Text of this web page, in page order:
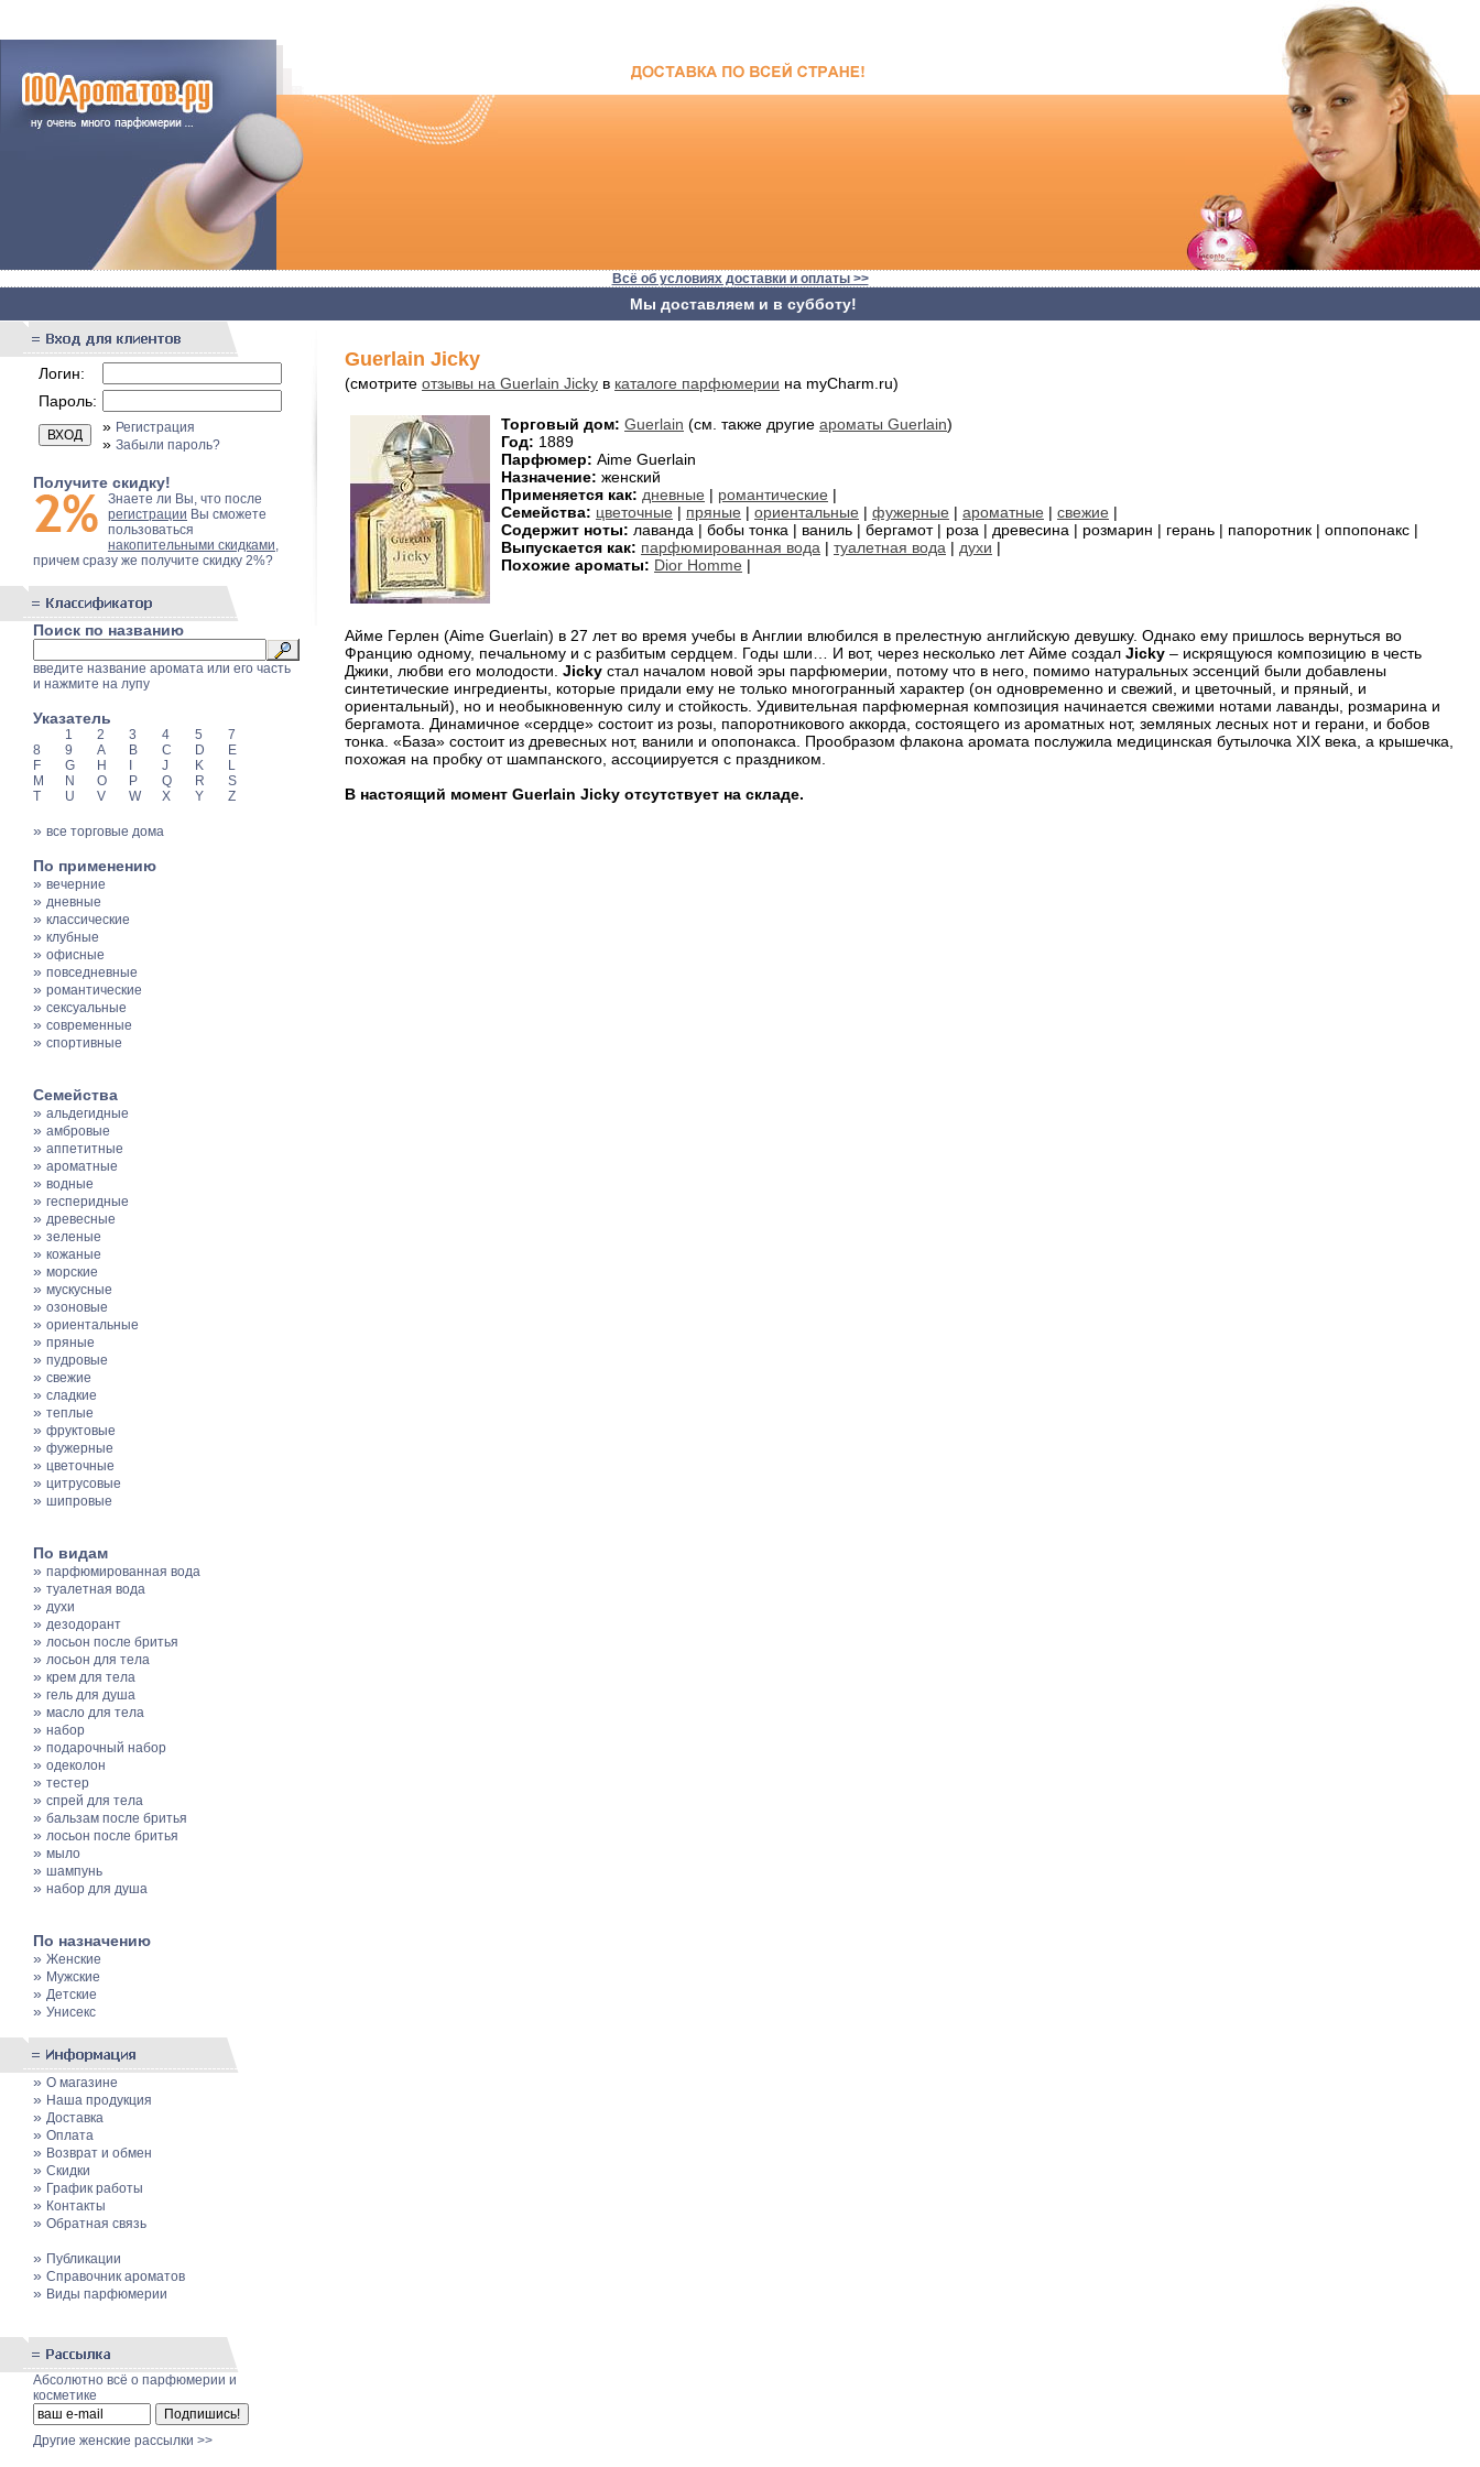
Всё об условиях доставки и оплаты >>
Мы доставляем и в субботу!
Логин:
Пароль:
» Регистрация
» Забыли пароль?
Получите скидку!
Знаете ли Вы, что после
регистрации Вы сможете
пользоваться
накопительными скидками,
причем сразу же получите скидку 2%?
Поиск по названию
введите название аромата или его часть
и нажмите на лупу
Указатель
1 2 3 4 5
7
8
9 A B C D
E
F
G H J K
L
M
N O P Q R
S
T
U V W X Y Z
» все торговые дома
По применению
» вечерние
» дневные
» классические
» клубные
» офисные
» повседневные
» романтические
» сексуальные
» современные
» спортивные
Семейства
» альдегидные
» амбровые
» аппетитные
» ароматные
» водные
» гесперидные
» древесные
» зеленые
» кожаные
» морские
» мускусные
» озоновые
» ориентальные
» пряные
» пудровые
» свежие
» сладкие
» теплые
» фруктовые
» фужерные
» цветочные
» цитрусовые
» шипровые
По видам
» парфюмированная вода
» туалетная вода
» духи
» дезодорант
» лосьон после бритья
» лосьон для тела
» крем для тела
» гель для душа
» масло для тела
» набор
» подарочный набор
» одеколон
» тестер
» спрей для тела
» бальзам после бритья
» лосьон после бритья
» мыло
» шампунь
» набор для душа
По назначению
» Женские
» Мужские
» Детские
» Унисекс
» О магазине
» Наша продукция
» Доставка
» Оплата
» Возврат и обмен
» Скидки
» График работы
» Контакты
» Обратная связь
» Публикации
» Cправочник ароматов
» Виды парфюмерии
Абсолютно всё о парфюмерии и
косметике
Другие женские рассылки >>
Guerlain Jicky
(смотрите отзывы на Guerlain Jicky в каталоге парфюмерии на myCharm.ru)
Торговый дом: Guerlain (см. также другие ароматы Guerlain)
Год: 1889
Парфюмер: Aime Guerlain
Назначение: женский
Применяется как: дневные | романтические |
Семейства: цветочные | пряные | ориентальные | фужерные | ароматные | свежие |
Содержит ноты: лаванда | бобы тонка | ваниль | бергамот | роза | древесина | розмарин | герань | папоротник | оппопонакс |
Выпускается как: парфюмированная вода | туалетная вода | духи |
Похожие ароматы: Dior Homme |
Айме Герлен (Aime Guerlain) в 27 лет во время учебы в Англии влюбился в прелестную английскую девушку. Однако ему пришлось вернуться во
Францию одному, печальному и с разбитым сердцем. Годы шли… И вот, через несколько лет Айме создал Jicky – искрящуюся композицию в честь
Джики, любви его молодости. Jicky стал началом новой эры парфюмерии, потому что в него, помимо натуральных эссенций были добавлены
синтетические ингредиенты, которые придали ему не только многогранный характер (он одновременно и свежий, и цветочный, и пряный, и
ориентальный), но и необыкновенную силу и стойкость. Удивительная парфюмерная композиция начинается свежими нотами лаванды, розмарина и
бергамота. Динамичное «сердце» состоит из розы, папоротникового аккорда, состоящего из ароматных нот, земляных лесных нот и герани, и бобов
тонка. «База» состоит из древесных нот, ванили и опопонакса. Прообразом флакона аромата послужила медицинская бутылочка XIX века, а крышечка,
похожая на пробку от шампанского, ассоциируется с праздником.
В настоящий момент Guerlain Jicky отсутствует на складе.